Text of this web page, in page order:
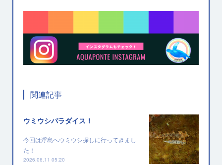
関連記事
ウミウシパラダイス！
今回は浮島へウミウシ探しに行ってきまし
た！
2026.06.11 05:20